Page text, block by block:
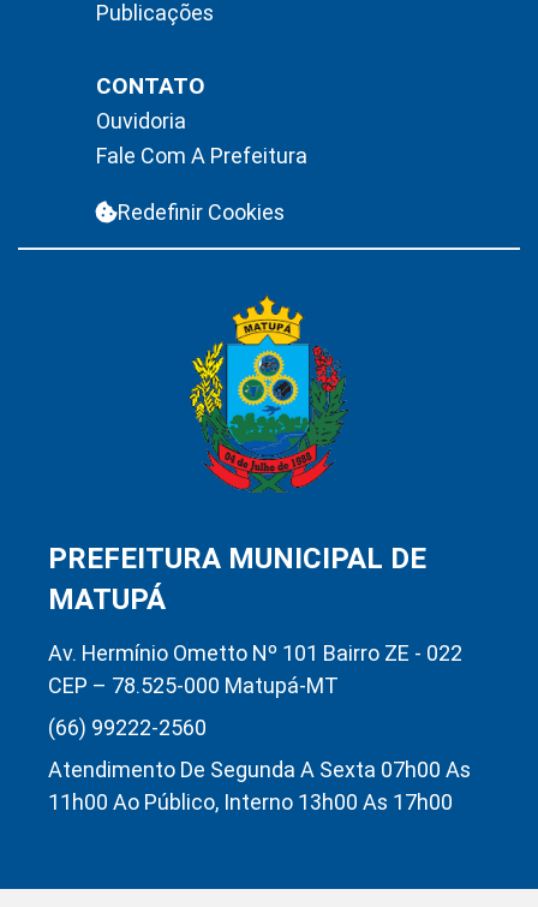
Publicações
CONTATO
Ouvidoria
Fale Com A Prefeitura
Redefinir Cookies
PREFEITURA MUNICIPAL DE
MATUPÁ
Av. Hermínio Ometto Nº 101 Bairro ZE - 022
CEP – 78.525-000 Matupá-MT
(66) 99222-2560
Atendimento De Segunda A Sexta 07h00 As
11h00 Ao Público, Interno 13h00 As 17h00